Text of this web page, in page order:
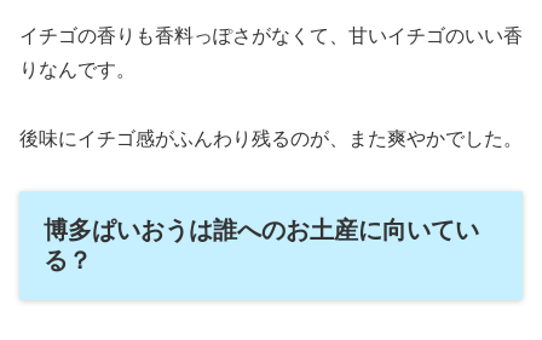
イチゴの香りも香料っぽさがなくて、甘いイチゴのいい香
りなんです。
後味にイチゴ感がふんわり残るのが、また爽やかでした。
博多ぱいおうは誰へのお土産に向いてい
る？